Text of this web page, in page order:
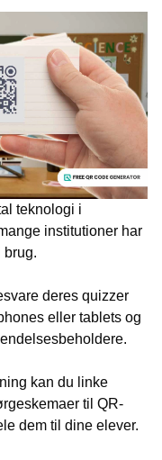
teknologi i
institutioner har
brug.
deres quizzer
eller tablets og
kan du linke
til QR-
dem til dine elever.